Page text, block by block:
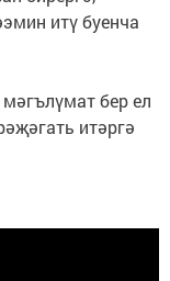
итү буенча
бер ел
итәргә